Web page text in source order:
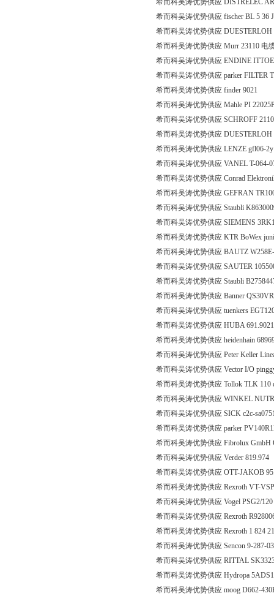
希而科吴涛优势供应 DISTRELEC
希而科吴涛优势供应 fischer BL 5 36
希而科吴涛优势供应
希而科吴涛优势供应 Murr 23110 电
希而科吴涛优势供应 ENDINE
希而科吴涛优势供应 parker FILTER
希而科吴涛优势供应 finder 9021
希而科吴涛优势供应 Mahle PI
希而科吴涛优势供应 SCHROFF
希而科吴涛优势供应
希而科吴涛优势供应 LENZE gfl06-
希而科吴涛优势供应 VANEL T-064-
希而科吴涛优势供应 Conrad
希而科吴涛优势供应 GEFRAN
希而科吴涛优势供应 Staubli
希而科吴涛优势供应 SIEMENS
希而科吴涛优势供应 KTR BoWex
希而科吴涛优势供应 BAUTZ
希而科吴涛优势供应 SAUTER
希而科吴涛优势供应 Staubli
希而科吴涛优势供应 Banner
希而科吴涛优势供应 tuenkers
希而科吴涛优势供应 HUBA
希而科吴涛优势供应 heidenhain
希而科吴涛优势供应 Peter Keller
希而科吴涛优势供应 Vector I/O
希而科吴涛优势供应 Tollok TLK 110
希而科吴涛优势供应 WINKEL
希而科吴涛优势供应 SICK c2c-
希而科吴涛优势供应 parker
希而科吴涛优势供应 Fibrolux GmbH
希而科吴涛优势供应 Verder 819.974
希而科吴涛优势供应 OTT-JAKOB
希而科吴涛优势供应 Rexroth VT-
希而科吴涛优势供应 Vogel PSG2/
希而科吴涛优势供应 Rexroth
希而科吴涛优势供应 Rexroth 1 824
希而科吴涛优势供应 Sencon 9-287-
希而科吴涛优势供应 RITTAL
希而科吴涛优势供应 Hydropa
希而科吴涛优势供应 moog D662-